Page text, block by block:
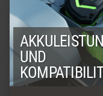
UND